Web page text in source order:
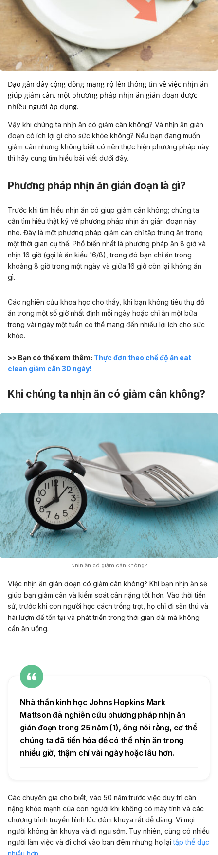
Dạo gần đây cộng đồng mạng rộ lên thông tin về việc nhịn ăn
giúp giảm cân, một phương pháp nhịn ăn gián đoạn được
nhiều người áp dụng.
Vậy khi chúng ta nhịn ăn có giảm cân không? Và nhịn ăn gián
đoạn có ích lợi gì cho sức khỏe không? Nếu bạn đang muốn
giảm cân nhưng không biết có nên thực hiện phương pháp này
thì hãy cùng tìm hiểu bài viết dưới đây.
Phương pháp nhịn ăn gián đoạn là gì?
Trước khi tìm hiểu nhịn ăn có giúp giảm cân không; chúng ta
cần tìm hiểu thật kỹ về phương pháp nhịn ăn gián đoạn này
nhé. Đây là một phương pháp giảm cân chỉ tập trung ăn trong
một thời gian cụ thể. Phổ biến nhất là phương pháp ăn 8 giờ và
nhịn 16 giờ (gọi là ăn kiểu 16/8), trong đó bạn chỉ ăn trong
khoảng 8 giờ trong một ngày và giữa 16 giờ còn lại không ăn
gì.
Các nghiên cứu khoa học cho thấy, khi bạn không tiêu thụ đồ
ăn trong một số giờ nhất định mỗi ngày hoặc chỉ ăn một bữa
trong vài ngày một tuần có thể mang đến nhiều lợi ích cho sức
khỏe.
>> Bạn có thể xem thêm: Thực đơn theo chế độ ăn eat
clean giảm cân 30 ngày!
Khi chúng ta nhịn ăn có giảm cân không?
Nhịn ăn có giảm cân không?
Việc nhịn ăn gián đoạn có giảm cân không? Khi bạn nhịn ăn sẽ
giúp bạn giảm cân và kiểm soát cân nặng tốt hơn. Vào thời tiền
sử, trước khi con người học cách trồng trọt, họ chỉ đi săn thú và
hái lượm để tồn tại và phát triển trong thời gian dài mà không
cần ăn uống.
Nhà thần kinh học Johns Hopkins Mark
Mattson đã nghiên cứu phương pháp nhịn ăn
gián đoạn trong 25 năm (1), ông nói rằng, cơ thể
chúng ta đã tiến hóa để có thể nhịn ăn trong
nhiều giờ, thậm chí vài ngày hoặc lâu hơn.
Các chuyên gia cho biết, vào 50 năm trước việc duy trì cân
nặng khỏe mạnh của con người khi không có máy tính và các
chương trình truyền hình lúc đêm khuya rất dễ dàng. Vì mọi
người không ăn khuya và đi ngủ sớm. Tuy nhiên, cũng có nhiều
người làm việc và đi chơi vào ban đêm nhưng họ lạitập thể dục